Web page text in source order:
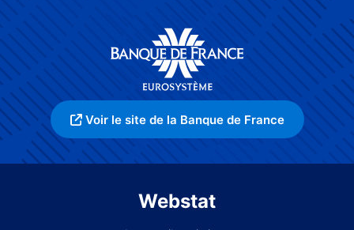
Voir le site de la Banque de France
Webstat